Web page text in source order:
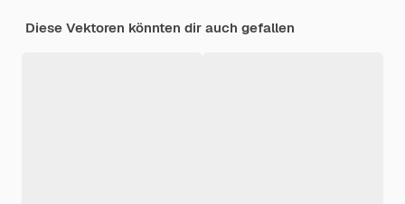
Diese Vektoren könnten dir auch gefallen